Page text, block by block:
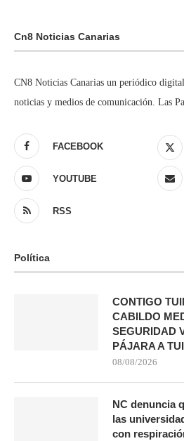
Cn8 Noticias Canarias
CN8 Noticias Canarias un periódico
noticias y medios de comunicación. Las
FACEBOOK
YOUTUBE
RSS
Política
CONTIGO
CABILDO
SEGURIDAD
PÁJARA A
08/08/2026
NC denuncia
las
con